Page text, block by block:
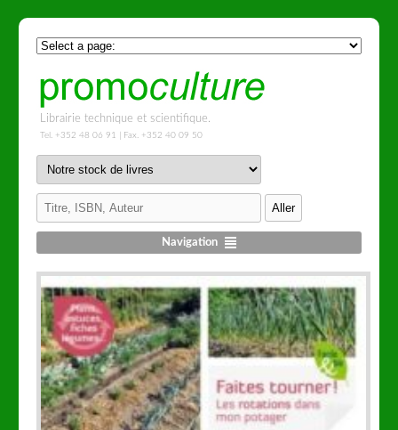
Librairie technique et scientifique.
Tel. +352 48 06 91 | Fax. +352 40 09 50
Navigation